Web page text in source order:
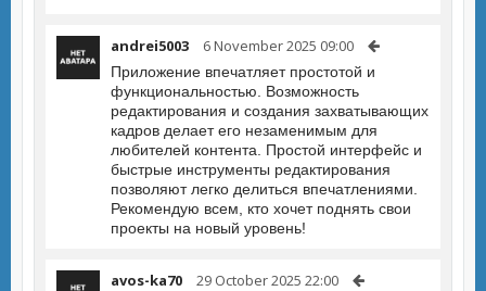
andrei5003 6 November 2025 09:00
Приложение впечатляет простотой и
функциональностью. Возможность
редактирования и создания захватывающих
кадров делает его незаменимым для
любителей контента. Простой интерфейс и
быстрые инструменты редактирования
позволяют легко делиться впечатлениями.
Рекомендую всем, кто хочет поднять свои
проекты на новый уровень!
avos-ka70 29 October 2025 22:00